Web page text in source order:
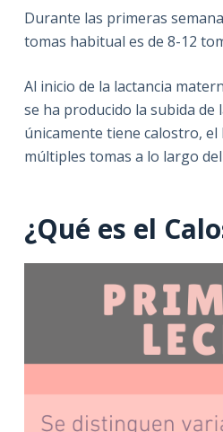
Durante las primeras
tomas habitual es de 8-12
Al inicio de la lactancia
se ha producido la subida de
únicamente tiene calostro,
múltiples tomas a lo largo
¿Qué es el